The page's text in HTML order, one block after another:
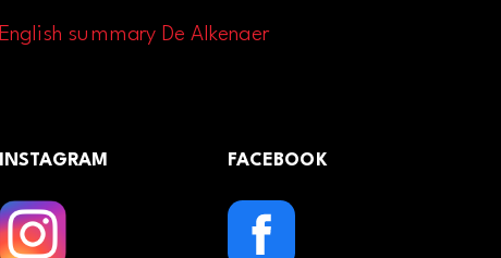
English summary De Alkenaer
INSTAGRAM FACEBOOK